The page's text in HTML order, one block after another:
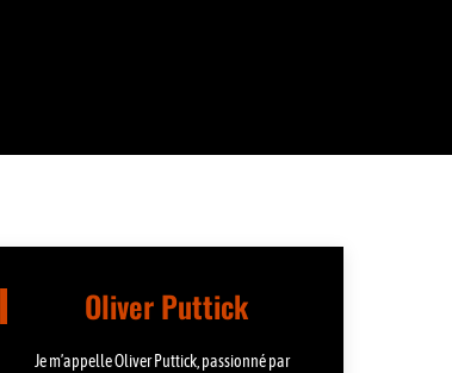
Oliver Puttick
Je m’appelle Oliver Puttick, passionné par